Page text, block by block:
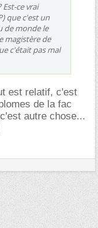
ce vrai
que c'est un
de monde le
magistère de
c'était pas mal
est relatif, c'est
de la fac
autre chose...